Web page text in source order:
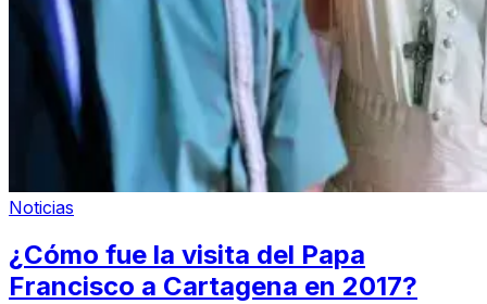
Noticias
¿Cómo fue la visita del Papa
Francisco a Cartagena en 2017?